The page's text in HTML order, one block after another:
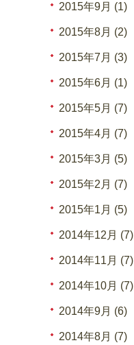
2015年9月 (1)
2015年8月 (2)
2015年7月 (3)
2015年6月 (1)
2015年5月 (7)
2015年4月 (7)
2015年3月 (5)
2015年2月 (7)
2015年1月 (5)
2014年12月 (7)
2014年11月 (7)
2014年10月 (7)
2014年9月 (6)
2014年8月 (7)